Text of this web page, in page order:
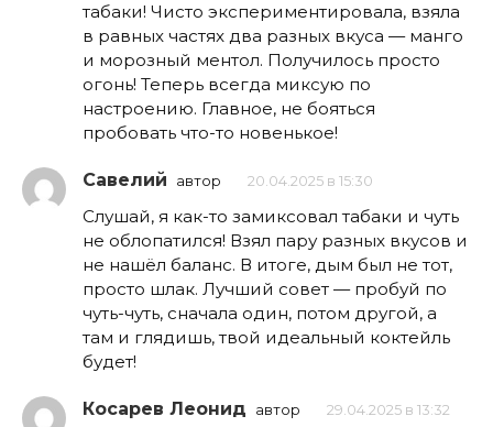
табаки! Чисто экспериментировала, взяла
в равных частях два разных вкуса — манго
и морозный ментол. Получилось просто
огонь! Теперь всегда миксую по
настроению. Главное, не бояться
пробовать что-то новенькое!
Савелий автор 20.04.2025 в 15:30
Слушай, я как-то замиксовал табаки и чуть
не облопатился! Взял пару разных вкусов и
не нашёл баланс. В итоге, дым был не тот,
просто шлак. Лучший совет — пробуй по
чуть-чуть, сначала один, потом другой, а
там и глядишь, твой идеальный коктейль
будет!
Косарев Леонид автор 29.04.2025 в 13:32